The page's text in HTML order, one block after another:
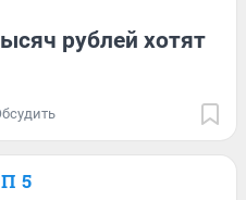
рублей хотят
5